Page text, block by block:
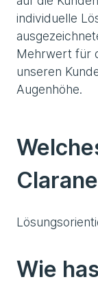
individuelle
Mehrwert für
unseren
Augenhöhe.
Wie